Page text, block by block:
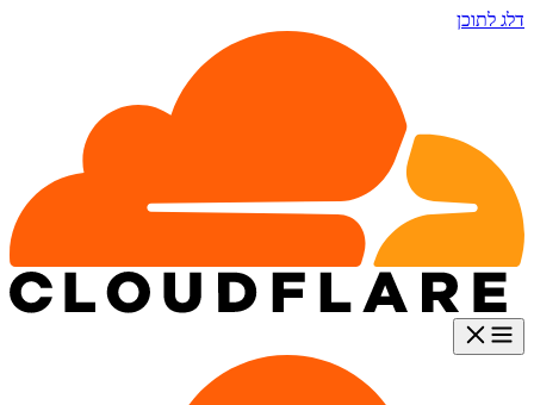
דלג לתוכן